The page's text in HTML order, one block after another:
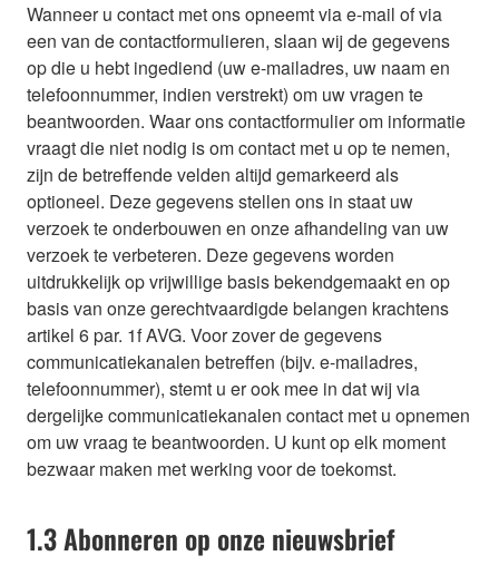
Wanneer u contact met ons opneemt via e-mail of via
een van de contactformulieren, slaan wij de gegevens
op die u hebt ingediend (uw e-mailadres, uw naam en
telefoonnummer, indien verstrekt) om uw vragen te
beantwoorden. Waar ons contactformulier om informatie
vraagt die niet nodig is om contact met u op te nemen,
zijn de betreffende velden altijd gemarkeerd als
optioneel. Deze gegevens stellen ons in staat uw
verzoek te onderbouwen en onze afhandeling van uw
verzoek te verbeteren. Deze gegevens worden
uitdrukkelijk op vrijwillige basis bekendgemaakt en op
basis van onze gerechtvaardigde belangen krachtens
artikel 6 par. 1f AVG. Voor zover de gegevens
communicatiekanalen betreffen (bijv. e-mailadres,
telefoonnummer), stemt u er ook mee in dat wij via
dergelijke communicatiekanalen contact met u opnemen
om uw vraag te beantwoorden. U kunt op elk moment
bezwaar maken met werking voor de toekomst.
1.3 Abonneren op onze nieuwsbrief